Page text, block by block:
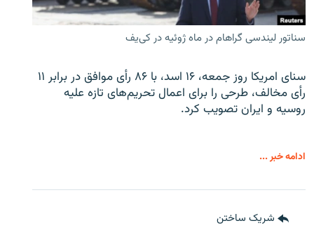
سناتور لیندسی گراهام در ماه ژوئیه در کی‌یف
سنای امریکا روز جمعه، ۱۶ اسد، با ۸۶ رأی موافق در برابر ۱۱
رأی مخالف، طرحی را برای اعمال تحریم‌های تازه علیه
روسیه و ایران تصویب کرد.
ادامه خبر ...
شریک ساختن